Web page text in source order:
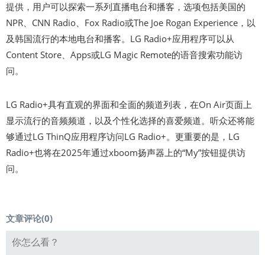
提供，用户可以探索一系列直播电台和播客，选项包括美国的
NPR、CNN Radio、Fox Radio或The Joe Rogan Experience，以
及韩国流行的本地电台和播客。LG Radio+应用程序可以从
Content Store、Apps或LG Magic Remote的语音搜索功能访
问。
LG Radio+具有直观的界面和全面的频道列表，在On Air页面上
显示流行的音频频道，以及个性化选择的喜爱频道。听众还将能
够通过LG ThinQ应用程序访问LG Radio+。更重要的是，LG
Radio+也将在2025年通过xboom扬声器上的“My”按钮提供访
问。
文章评论(0)